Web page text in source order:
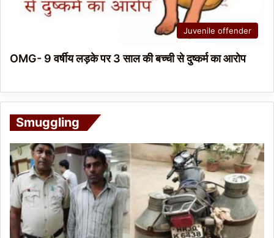
Juvenile offender
OMG- 9 वर्षीय लड़के पर 3 साल की बच्ची से दुष्कर्म का आरोप
Smuggling